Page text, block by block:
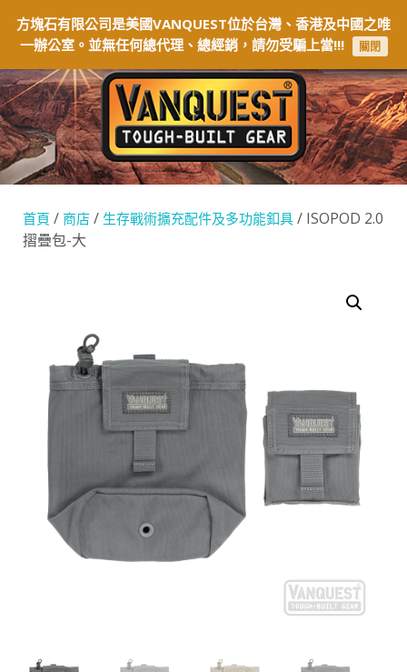
方塊石有限公司是美國VANQUEST位於台灣、香港及中國之唯
一辦公室。並無任何總代理、總經銷，請勿受騙上當!!!
關閉
首頁 / 商店 / 生存戰術擴充配件及多功能釦具 / ISOPOD 2.0
摺疊包-大